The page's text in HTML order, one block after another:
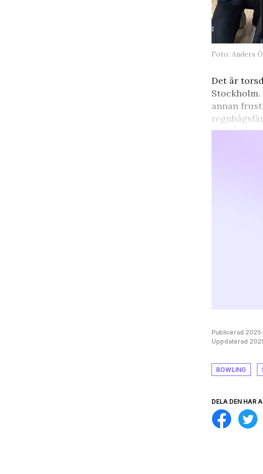
Foto: Anders
Det är
annan
Publicerad
Uppdaterad
BOWLING
DELA DEN HÄR